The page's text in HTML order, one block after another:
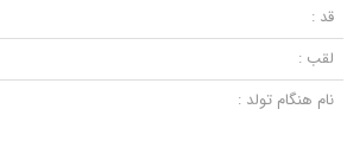
قد :
لقب :
نام هنگام تولد :